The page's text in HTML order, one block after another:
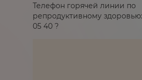
Телефон горячей линии по
репродуктивному
05 40 ?